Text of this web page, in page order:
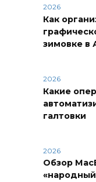
2026
Как
зимовке в
2026
Какие
галтовки
2026
Обзор